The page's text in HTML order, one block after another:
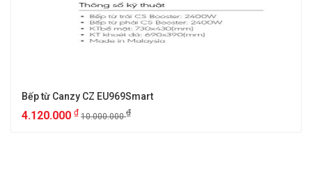
Bếp từ Canzy CZ EU969Smart
4.120.000 ₫ 10.000.000₫